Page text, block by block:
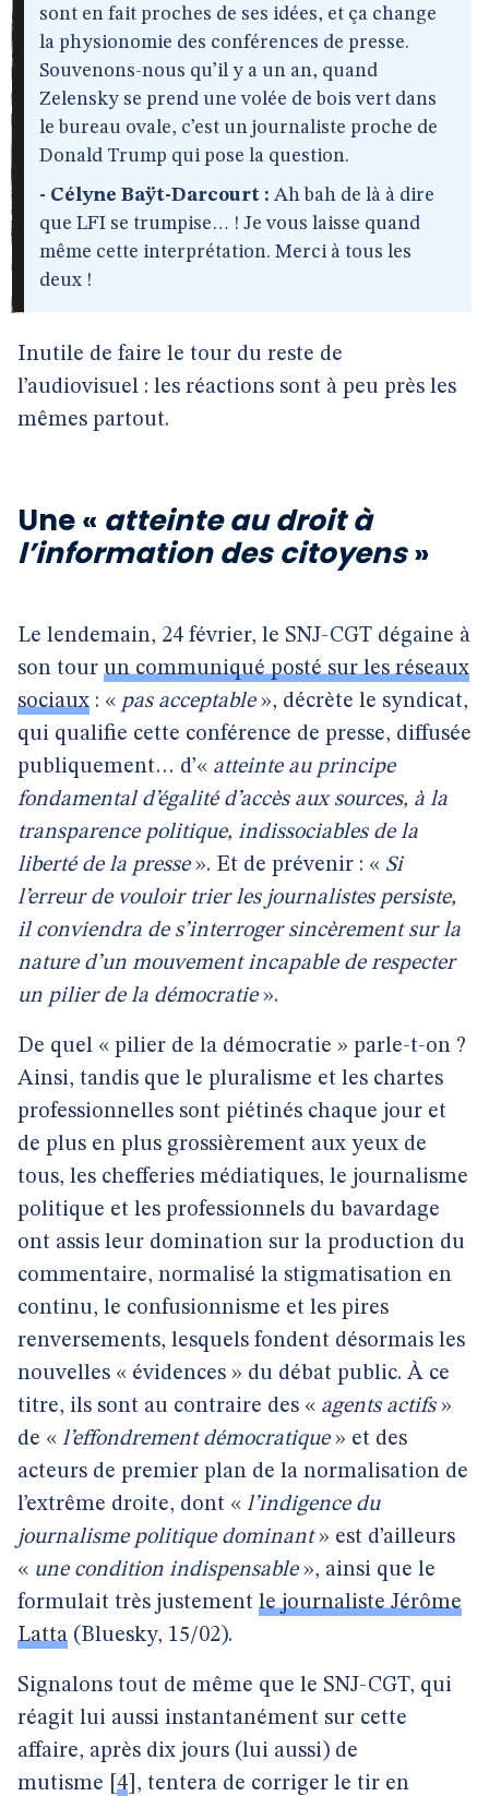
sont en fait proches de ses idées, et ça change
la physionomie des conférences de presse.
Souvenons-nous qu’il y a un an, quand
Zelensky se prend une volée de bois vert dans
le bureau ovale, c’est un journaliste proche de
Donald Trump qui pose la question.
- Célyne Baÿt-Darcourt : Ah bah de là à dire
que LFI se trumpise… ! Je vous laisse quand
même cette interprétation. Merci à tous les
deux !
Inutile de faire le tour du reste de
l’audiovisuel : les réactions sont à peu près les
mêmes partout.
Une « atteinte au droit à
l’information des citoyens»
Le lendemain, 24 février, le SNJ-CGT dégaine à
son tour un communiqué posté sur les réseaux
sociaux : « pas acceptable», décrète le syndicat,
qui qualifie cette conférence de presse, diffusée
publiquement… d’« atteinte au principe
fondamental d’égalité d’accès aux sources, à la
transparence politique, indissociables de la
liberté de la presse». Et de prévenir : « Si
l’erreur de vouloir trier les journalistes persiste,
il conviendra de s’interroger sincèrement sur la
nature d’un mouvement incapable de respecter
un pilier de la démocratie».
De quel « pilier de la démocratie » parle-t-on ?
Ainsi, tandis que le pluralisme et les chartes
professionnelles sont piétinés chaque jour et
de plus en plus grossièrement aux yeux de
tous, les chefferies médiatiques, le journalisme
politique et les professionnels du bavardage
ont assis leur domination sur la production du
commentaire, normalisé la stigmatisation en
continu, le confusionnisme et les pires
renversements, lesquels fondent désormais les
nouvelles « évidences » du débat public. À ce
titre, ils sont au contraire des « agents actifs»
de « l’effondrement démocratique» et des
acteurs de premier plan de la normalisation de
l’extrême droite, dont « l’indigence du
journalisme politique dominant» est d’ailleurs
« une condition indispensable», ainsi que le
formulait très justement le journaliste Jérôme
Latta (Bluesky, 15/02).
Signalons tout de même que le SNJ-CGT, qui
réagit lui aussi instantanément sur cette
affaire, après dix jours (lui aussi) de
mutisme
4 , tentera de corriger le tir en